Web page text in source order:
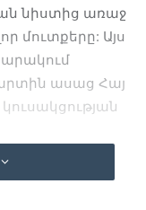
նիստից առաջ
մուտքերը: Այս
ասաց Հայ
Նիկոլ